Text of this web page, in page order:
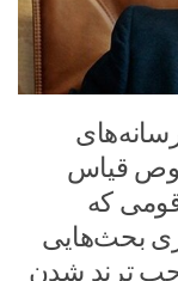
قیاس
که
بحث‌هایی
ترند شدن